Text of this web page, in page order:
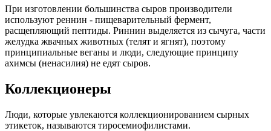
При изготовлении большинства сыров производители
используют реннин - пищеварительный фермент,
расщепляющий пептиды. Риннин выделяется из сычуга, части
желудка жвачных животных (телят и ягнят), поэтому
принципиальные веганы и люди, следующие принципу
ахимсы (ненасилия) не едят сыров.
Коллекционеры
Люди, которые увлекаются коллекционированием сырных
этикеток, называются тиросемиофилистами.